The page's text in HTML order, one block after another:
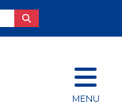
MENU